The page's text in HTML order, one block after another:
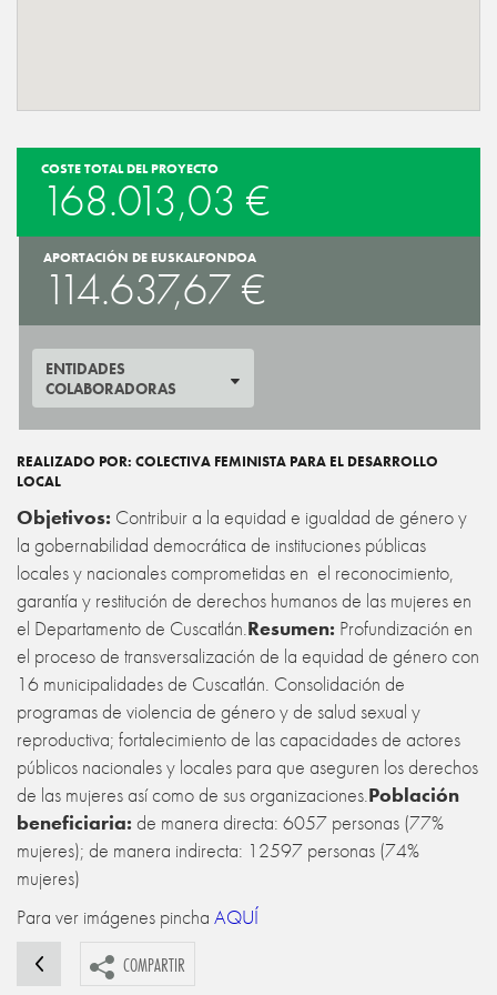
COSTE TOTAL DEL PROYECTO
168.013,03 €
APORTACIÓN DE EUSKALFONDOA
114.637,67 €
ENTIDADES
COLABORADORAS
REALIZADO POR: COLECTIVA FEMINISTA PARA EL DESARROLLO
LOCAL
Objetivos: Contribuir a la equidad e igualdad de género y
la gobernabilidad democrática de instituciones públicas
locales y nacionales comprometidas en el reconocimiento,
garantía y restitución de derechos humanos de las mujeres en
el Departamento de Cuscatlán.Resumen: Profundización en
el proceso de transversalización de la equidad de género con
16 municipalidades de Cuscatlán. Consolidación de
programas de violencia de género y de salud sexual y
reproductiva; fortalecimiento de las capacidades de actores
públicos nacionales y locales para que aseguren los derechos
de las mujeres así como de sus organizaciones.Población
beneficiaria: de manera directa: 6057 personas (77%
mujeres); de manera indirecta: 12597 personas (74%
mujeres)
Para ver imágenes pincha AQUÍ
COMPARTIR